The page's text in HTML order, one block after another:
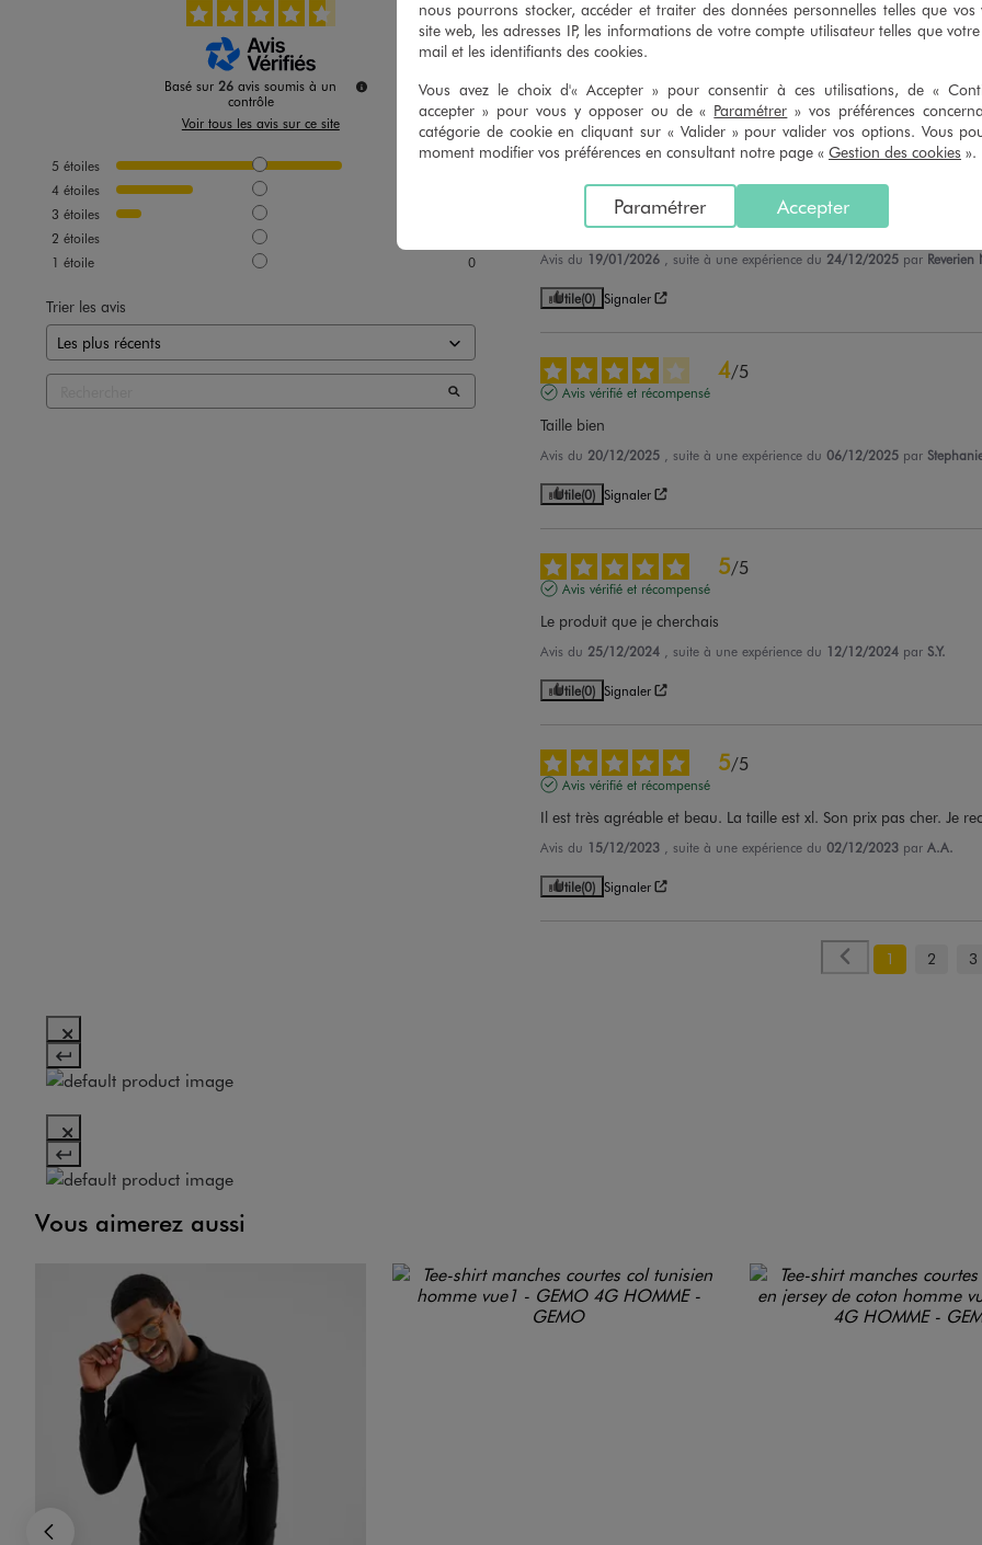
Basé sur26 avis soumis à un
contrôle
Voir tous les avis sur ce site
5 étoiles
4 étoiles
3 étoiles
2 étoiles
1 étoile 0
Trier les avis
Je porte habituellement du M, mais j'ai pris du S car le M taille
Avis du12/02/2026
Signaler
Avis vérifié et récompensé
Avis du 19/01/2026 , suite à une expérience du 24/12/2025 par Reverien
Utile(0) Signaler
4/5
Avis vérifié et récompensé
Taille bien
Avis du 20/12/2025 , suite à une expérience du 06/12/2025 par
Utile(0) Signaler
5/5
Avis vérifié et récompensé
Le produit que je cherchais
Avis du 25/12/2024 , suite à une expérience du 12/12/2024 par S.Y.
Utile(0) Signaler
5/5
Avis vérifié et récompensé
Il est très agréable et beau. La taille est xl. Son prix pas cher. Je
Avis du 15/12/2023 , suite à une expérience du 02/12/2023 par A.A.
Utile(0) Signaler
1 2 3
Vous aimerez aussi
nous pourrons stocker, accéder et traiter des données personnelles telles que vos
site web, les adresses IP, les informations de votre compte utilisateur telles que
mail et les identifiants des cookies.
Vous avez le choix d'« Accepter » pour consentir à ces utilisations, de «
accepter » pour vous y opposer ou de « Paramétrer » vos préférences
catégorie de cookie en cliquant sur « Valider » pour valider vos options. Vous
moment modifier vos préférences en consultant notre page « Gestion des cookies ».
Accepter
Paramétrer